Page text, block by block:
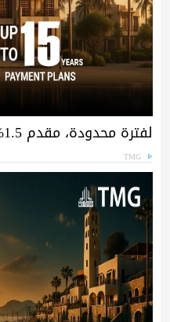
لفترة محدودة، مقدم 1.5% وتقسيط حتى 15 سنة
TMG